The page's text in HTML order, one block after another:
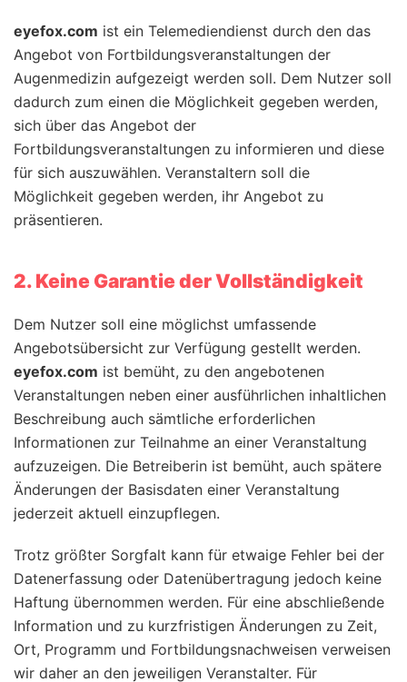
eyefox.com ist ein Telemediendienst durch den das
Angebot von Fortbildungsveranstaltungen der
Augenmedizin aufgezeigt werden soll. Dem Nutzer soll
dadurch zum einen die Möglichkeit gegeben werden,
sich über das Angebot der
Fortbildungsveranstaltungen zu informieren und diese
für sich auszuwählen. Veranstaltern soll die
Möglichkeit gegeben werden, ihr Angebot zu
präsentieren.
2. Keine Garantie der Vollständigkeit
Dem Nutzer soll eine möglichst umfassende
Angebotsübersicht zur Verfügung gestellt werden.
eyefox.com ist bemüht, zu den angebotenen
Veranstaltungen neben einer ausführlichen inhaltlichen
Beschreibung auch sämtliche erforderlichen
Informationen zur Teilnahme an einer Veranstaltung
aufzuzeigen. Die Betreiberin ist bemüht, auch spätere
Änderungen der Basisdaten einer Veranstaltung
jederzeit aktuell einzupflegen.
Trotz größter Sorgfalt kann für etwaige Fehler bei der
Datenerfassung oder Datenübertragung jedoch keine
Haftung übernommen werden. Für eine abschließende
Information und zu kurzfristigen Änderungen zu Zeit,
Ort, Programm und Fortbildungsnachweisen verweisen
wir daher an den jeweiligen Veranstalter. Für